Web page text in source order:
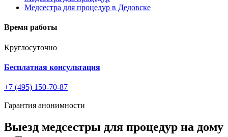
Медсестра для процедур в Дедовске
Время работы
Круглосуточно
Бесплатная консультация
+7 (495) 150-70-87
Гарантия анонимности
Выезд медсестры для процедур на дому